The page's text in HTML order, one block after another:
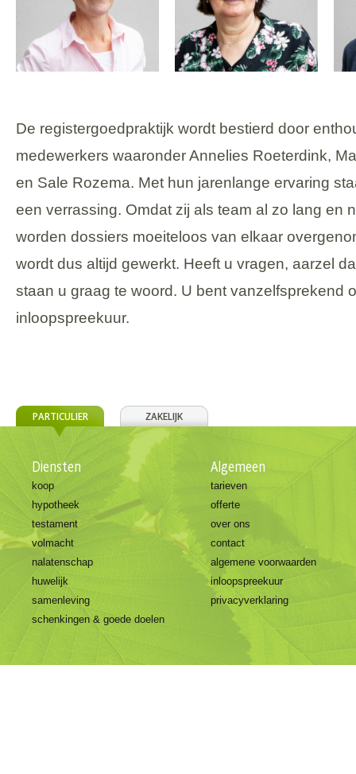
De registergoedpraktijk wordt bestierd door
medewerkers waaronder Annelies Roeterdink,
en Sale Rozema. Met hun jarenlange ervaring
een verrassing. Omdat zij als team al zo lang en
worden dossiers moeiteloos van elkaar
wordt dus altijd gewerkt. Heeft u vragen, aarzel
staan u graag te woord. U bent vanzelfsprekend
inloopspreekuur.
PARTICULIER ZAKELIJK
Diensten
koop
hypotheek
testament
volmacht
nalatenschap
huwelijk
samenleving
schenkingen & goede doelen
Algemeen
tarieven
offerte
over ons
contact
algemene voorwaarden
inloopspreekuur
privacyverklaring